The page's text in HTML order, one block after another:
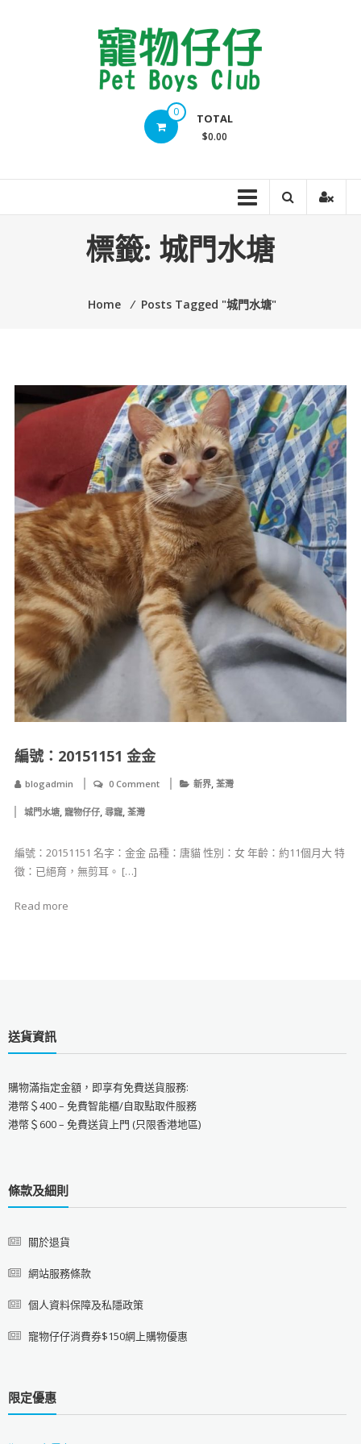
0 TOTAL
$0.00
標籤: 城門水塘
Home ⁄ Posts Tagged "城門水塘"
​​​​​編號：20151151 金金
blogadmin 0 Comment 新界, 荃灣
城門水塘, 寵物仔仔, 尋寵, 荃灣
​​​​​編號：20151151 名字：金金 品種：唐貓 性別：女 年齡：約11個月大 特
徵：已絕育，無剪耳。 […]
Read more
送貨資訊
購物滿指定金額，即享有免費送貨服務:
港幣＄400 – 免費智能櫃/自取點取件服務
港幣＄600 – 免費送貨上門 (只限香港地區)
條款及細則
關於退貨
網站服務條款
個人資料保障及私隱政策
寵物仔仔消費券$150網上購物優惠
限定優惠